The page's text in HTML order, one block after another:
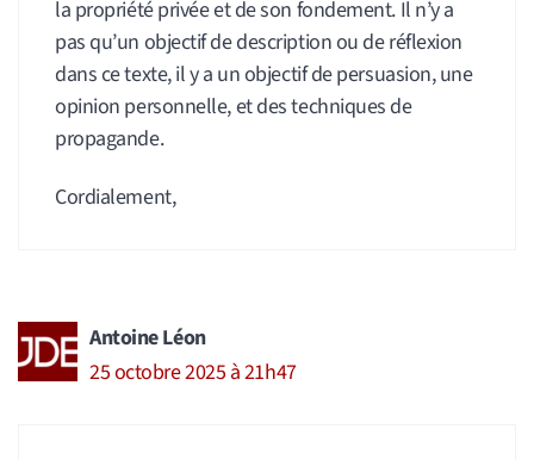
la propriété privée et de son fondement. Il n’y a
pas qu’un objectif de description ou de réflexion
dans ce texte, il y a un objectif de persuasion, une
opinion personnelle, et des techniques de
propagande.
Cordialement,
Antoine Léon
25 octobre 2025 à 21h47